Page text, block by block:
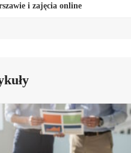
i zajęcia online